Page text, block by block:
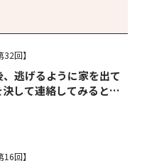
32回】
逃げるように家を出て
決して連絡してみると…
16回】